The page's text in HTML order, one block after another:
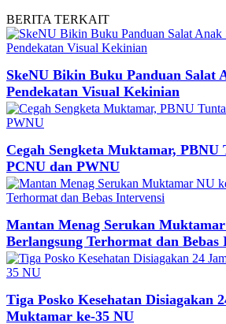
BERITA TERKAIT
SkeNU Bikin Buku Panduan Salat
Pendekatan Visual Kekinian
Cegah Sengketa Muktamar, PBNU
PCNU dan PWNU
Mantan Menag Serukan
Berlangsung Terhormat dan Bebas
Tiga Posko Kesehatan Disiagakan
Muktamar ke-35 NU